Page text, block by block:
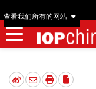
查看我们所有的网站